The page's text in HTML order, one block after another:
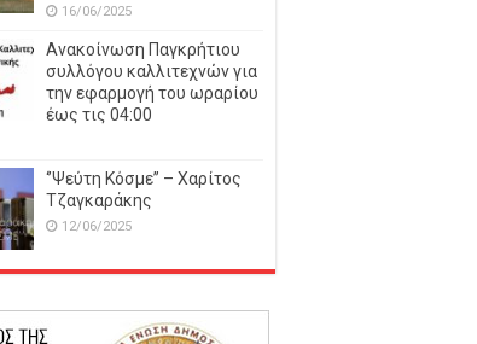
16/06/2025
Ανακοίνωση Παγκρήτιου
συλλόγου καλλιτεχνών για
την εφαρμογή του ωραρίου
έως τις 04:00
‘’Ψεύτη Κόσμε’’ – Χαρίτος
Τζαγκαράκης
12/06/2025